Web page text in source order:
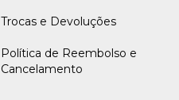
Trocas e Devoluções
Política de Reembolso e
Cancelamento